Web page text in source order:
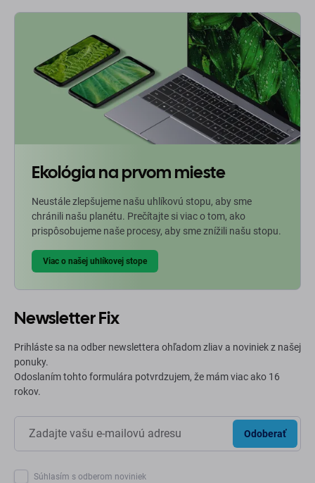
Ekológia na prvom mieste
Neustále zlepšujeme našu uhlíkovú stopu, aby sme
chránili našu planétu. Prečítajte si viac o tom, ako
prispôsobujeme naše procesy, aby sme znížili našu stopu.
Viac o našej uhlíkovej stope
Newsletter Fix
Prihláste sa na odber newslettera ohľadom zliav a noviniek z našej
ponuky.
Odoslaním tohto formulára potvrdzujem, že mám viac ako 16
rokov.
Odoberať
Súhlasím s odberom noviniek